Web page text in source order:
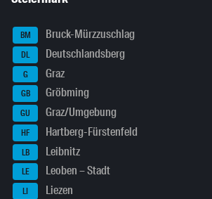
BM Bruck-Mürzzuschlag
DL Deutschlandsberg
G Graz
GB Gröbming
GU Graz/Umgebung
HF Hartberg-Fürstenfeld
LB Leibnitz
LE Leoben – Stadt
LI Liezen